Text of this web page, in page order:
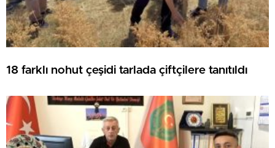
18 farklı nohut çeşidi tarlada çiftçilere tanıtıldı